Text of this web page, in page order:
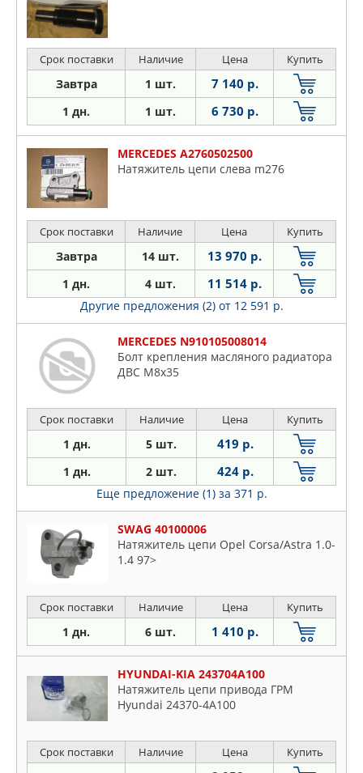
Срок поставки Наличие Цена Купить
Завтра 1 шт. 7 140 р.
1 дн. 1 шт. 6 730 р.
MERCEDES A2760502500
Натяжитель цепи слева m276
Срок поставки Наличие Цена Купить
Завтра 14 шт. 13 970 р.
1 дн. 4 шт. 11 514 р.
Другие предложения (2) от 12 591 р.
MERCEDES N910105008014
Болт крепления масляного радиатора
ДВС M8x35
Срок поставки Наличие Цена Купить
1 дн. 5 шт. 419 р.
1 дн. 2 шт. 424 р.
Еще предложение (1) за 371 р.
SWAG 40100006
Натяжитель цепи Opel Corsa/Astra 1.0-
1.4 97>
Срок поставки Наличие Цена Купить
1 дн. 6 шт. 1 410 р.
HYUNDAI-KIA 243704A100
Натяжитель цепи привода ГРМ
Hyundai 24370-4A100
Срок поставки Наличие Цена Купить